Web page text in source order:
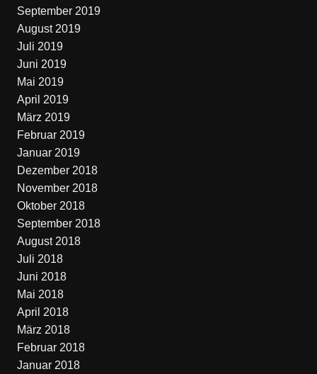
September 2019
August 2019
Juli 2019
Juni 2019
Mai 2019
April 2019
März 2019
Februar 2019
Januar 2019
Dezember 2018
November 2018
Oktober 2018
September 2018
August 2018
Juli 2018
Juni 2018
Mai 2018
April 2018
März 2018
Februar 2018
Januar 2018